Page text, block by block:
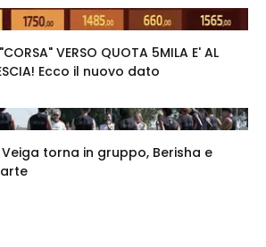
VERSO QUOTA 5MILA E' AL
Ecco il nuovo dato
Veiga torna in gruppo, Berisha e